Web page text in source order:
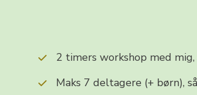
2 timers workshop med
Maks 7 deltagere (+ børn),